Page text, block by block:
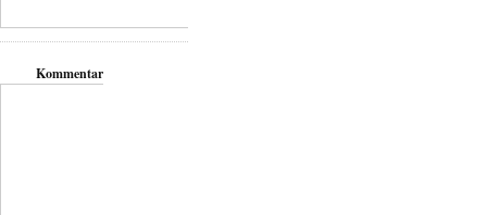
Kommentar